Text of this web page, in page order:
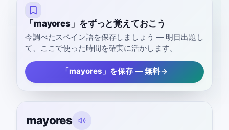
「mayores」をずっと覚えておこう
今調べたスペイン語を保存しましょう — 明日出題し
て、ここで使った時間を確実に活かします。
「mayores」を保存 — 無料
mayores